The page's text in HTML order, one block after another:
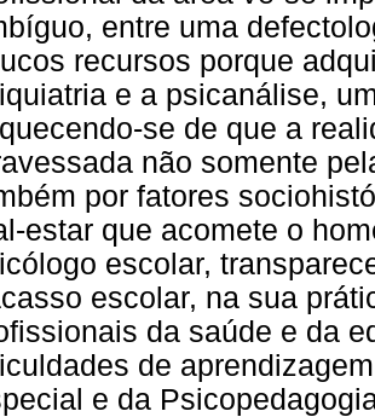
entre uma
recursos porque
e a psicanálise,
se de que a
não somente
por fatores
estar que acomete o
escolar,
escolar, na sua
da saúde e da
de
e da